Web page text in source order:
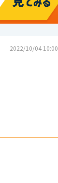
2022/10/04 10:00